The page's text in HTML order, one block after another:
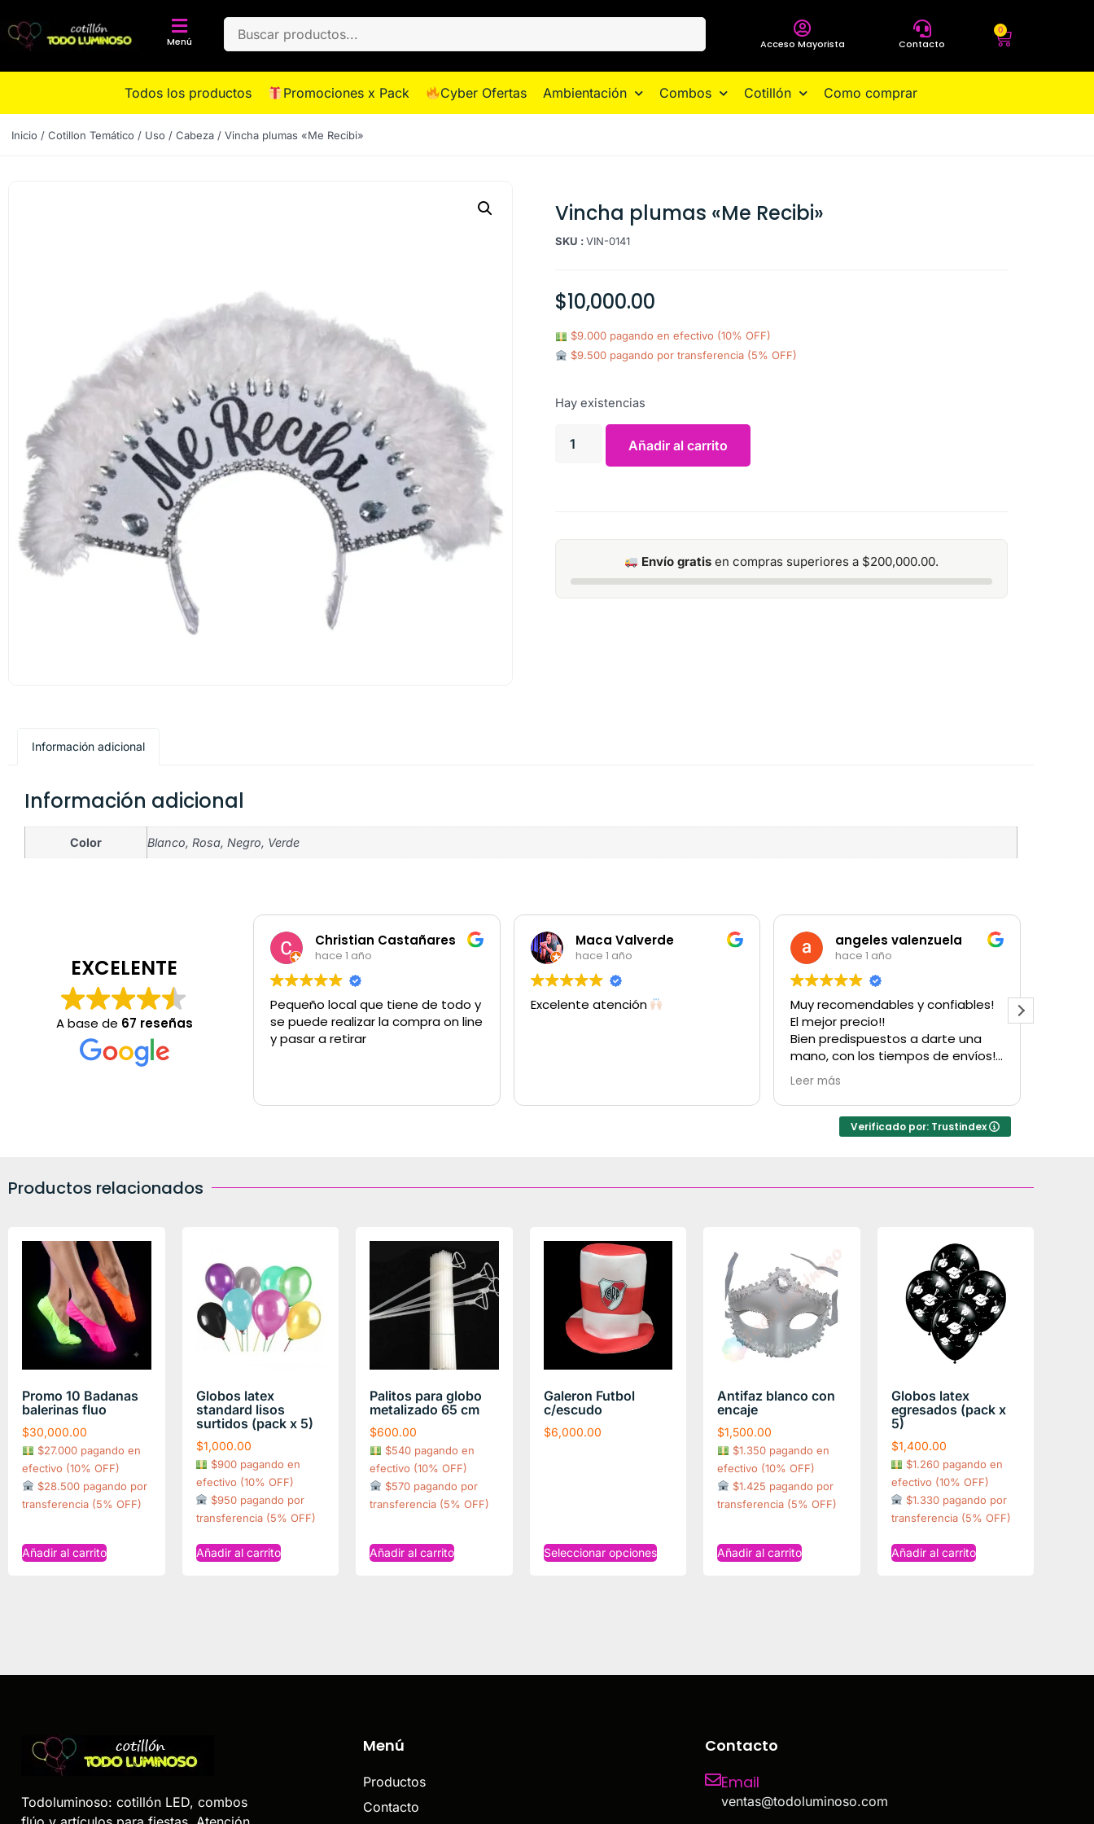
Menú Acceso Mayorista Contacto
0
Todos los productos Promociones x Pack Cyber Ofertas Ambientación Combos Cotillón Como comprar
Inicio / Cotillon Temático / Uso / Cabeza / Vincha plumas «Me Recibi»
Vincha plumas «Me Recibi»
SKU :VIN-0141
$10,000.00
$9.000 pagando en efectivo (10% OFF)
$9.500 pagando por transferencia (5% OFF)
Hay existencias
Añadir al carrito
Envío gratis en compras superiores a $200,000.00.
Información adicional
Información adicional
Color Blanco, Rosa, Negro, Verde
EXCELENTE
A base de 67 reseñas
Christian Castañares
hace 1 año
Pequeño local que tiene de todo y
se puede realizar la compra on line
y pasar a retirar
Maca Valverde
hace 1 año
Excelente atención
angeles valenzuela
hace 1 año
Muy recomendables y confiables!
El mejor precio!!
Bien predispuestos a darte una
mano, con los tiempos de envíos!
Obvio que vuelvo a comprarles!
Gracias!
Leer más
Verificado por: Trustindex
Productos relacionados
Promo 10 Badanas
balerinas fluo
$30,000.00
$27.000 pagando en
efectivo (10% OFF)
$28.500 pagando por
transferencia (5% OFF)
Añadir al carrito
Globos latex
standard lisos
surtidos (pack x 5)
$1,000.00
$900 pagando en
efectivo (10% OFF)
$950 pagando por
transferencia (5% OFF)
Añadir al carrito
Palitos para globo
metalizado 65 cm
$600.00
$540 pagando en
efectivo (10% OFF)
$570 pagando por
transferencia (5% OFF)
Añadir al carrito
Galeron Futbol
c/escudo
$6,000.00
Seleccionar opciones
Antifaz blanco con
encaje
$1,500.00
$1.350 pagando en
efectivo (10% OFF)
$1.425 pagando por
transferencia (5% OFF)
Añadir al carrito
Globos latex
egresados (pack x
5)
$1,400.00
$1.260 pagando en
efectivo (10% OFF)
$1.330 pagando por
transferencia (5% OFF)
Añadir al carrito
Todoluminoso: cotillón LED, combos
Menú
Productos
Contacto
Contacto
Email
ventas@todoluminoso.com